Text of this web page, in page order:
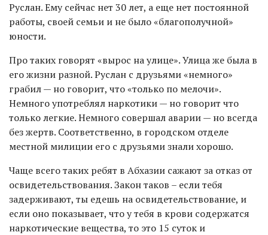
Руслан. Ему сейчас нет 30 лет, а еще нет постоянной
работы, своей семьи и не было «благополучной»
юности.
Про таких говорят «вырос на улице». Улица же была в
его жизни разной. Руслан с друзьями «немного»
грабил — но говорит, что «только по мелочи».
Немного употреблял наркотики — но говорит что
только легкие. Немного совершал аварии — но всегда
без жертв. Соответственно, в городском отделе
местной милиции его с друзьями знали хорошо.
Чаще всего таких ребят в Абхазии сажают за отказ от
освидетельствования. Закон таков – если тебя
задерживают, ты едешь на освидетельствование, и
если оно показывает, что у тебя в крови содержатся
наркотические вещества, то это 15 суток и